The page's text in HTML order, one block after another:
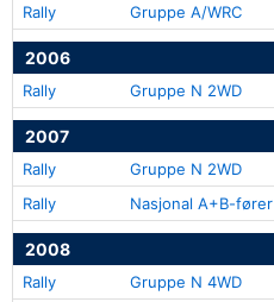
Rally Gruppe A/WRC
2006
Rally Gruppe N 2WD
2007
Rally Gruppe N 2WD
Rally Nasjonal A+B-fører
2008
Rally Gruppe N 4WD